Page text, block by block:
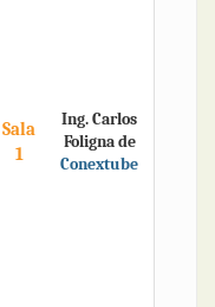
Sala
1
Ing. Carlos
Foligna de
Conextube